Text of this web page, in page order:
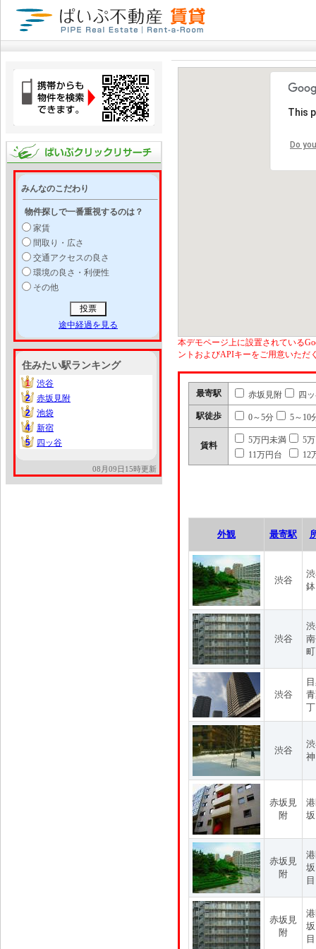
みんなのこだわり
物件探しで一番重視するのは？
家賃
間取り・広さ
交通アクセスの良さ
環境の良さ・利便性
その他
途中経過を見る
住みたい駅ランキング
1
1
渋谷
2
2
赤坂見附
2
2
池袋
4
4
新宿
5
5 四ッ谷
08月09日15時更新
This
Do
本デモページ上に設置されている
ントおよびAPIキーをご用意いただ
最寄駅 赤坂見附 四
駅徒歩 0～5分 5～10
賃料
5万円未満
5
11万円台
12
外観 最寄駅
渋谷
渋谷
渋谷
渋谷
赤坂見
附
赤坂見
附
目
赤坂見
附
目